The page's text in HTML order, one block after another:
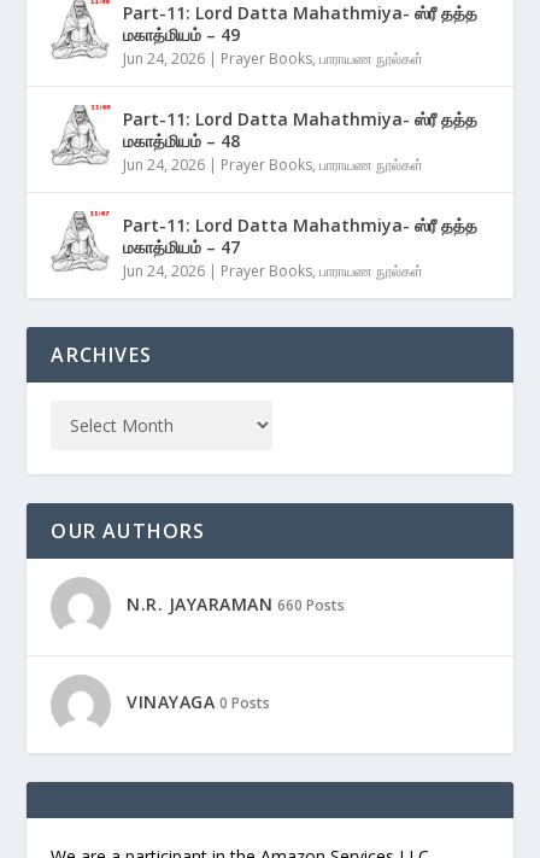
Part-11: Lord Datta Mahathmiya- ஸ்ரீ தத்த
மகாத்மியம் – 49
Jun 24, 2026 | Prayer Books,பாராயண நூல்கள்
Part-11: Lord Datta Mahathmiya- ஸ்ரீ தத்த
மகாத்மியம் – 48
Jun 24, 2026 | Prayer Books,பாராயண நூல்கள்
Part-11: Lord Datta Mahathmiya- ஸ்ரீ தத்த
மகாத்மியம் – 47
Jun 24, 2026 | Prayer Books,பாராயண நூல்கள்
ARCHIVES
OUR AUTHORS
N.R. JAYARAMAN 660 Posts
VINAYAGA 0 Posts